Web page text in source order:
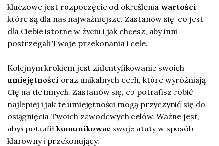
kluczowe jest rozpoczęcie od określenia wartości,
które są dla nas najważniejsze. Zastanów się, co jest
dla Ciebie istotne w życiu i jak chcesz, aby inni
postrzegali Twoje przekonania i cele.
Kolejnym krokiem jest zidentyfikowanie swoich
umiejętności oraz unikalnych cech, które wyróżniają
Cię na tle innych. Zastanów się, co potrafisz robić
najlepiej i jak te umiejętności mogą przyczynić się do
osiągnięcia Twoich zawodowych celów. Ważne jest,
abyś potrafił komunikować swoje atuty w sposób
klarowny i przekonujący.